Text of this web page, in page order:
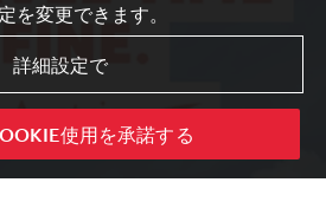
を変更できます。
詳細設定で
使用を承諾する